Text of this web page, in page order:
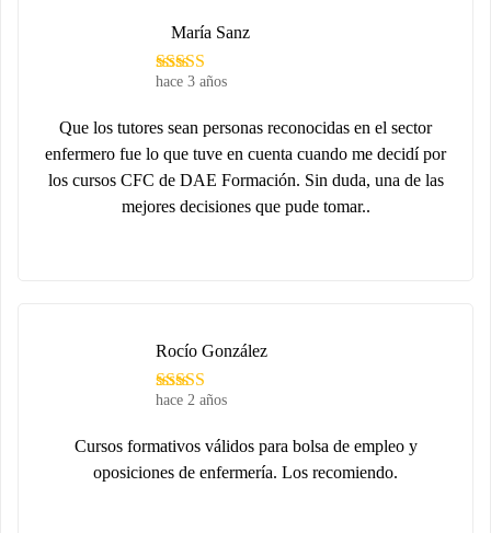
hace 3 años
María Sanz
Que los tutores sean personas reconocidas en el sector
enfermero fue lo que tuve en cuenta cuando me decidí por
los cursos CFC de DAE Formación. Sin duda, una de las
mejores decisiones que pude tomar..
hace 2 años
Rocío González
Cursos formativos válidos para bolsa de empleo y
oposiciones de enfermería. Los recomiendo.